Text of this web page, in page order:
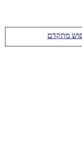
מתקדם